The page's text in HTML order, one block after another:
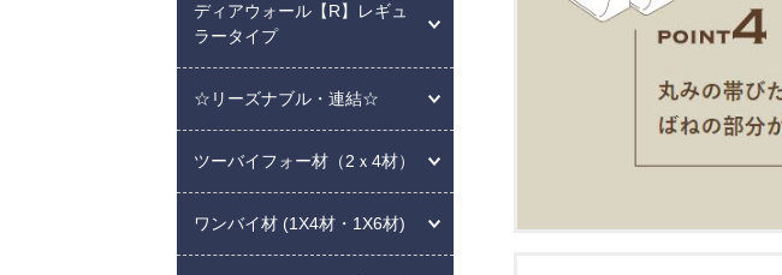
ディアウォール【R】レギュ
ラータイプ
☆リーズナブル・連結☆
ツーバイフォー材（2ｘ4材）
ワンバイ材 (1X4材・1X6材)